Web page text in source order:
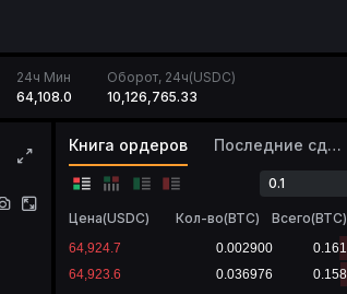
24ч Мин
64,108.0
Оборот, 24ч(USDC)
10,126,765.33
Книга ордеров Последние сделки
0.1
Цена(USDC) Кол-во(BTC) Всего(BTC)